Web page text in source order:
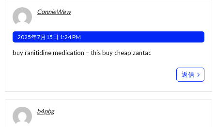
ConnieWew
2025年7月15日 1:24 PM
buy ranitidine medication –thisbuy cheap zantac
返信
b4pbg